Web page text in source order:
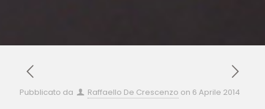
Pubblicato da Raffaello De Crescenzo on 6 Aprile 2014